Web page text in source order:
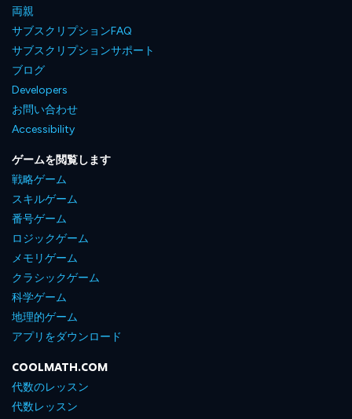
両親
サブスクリプションFAQ
サブスクリプションサポート
ブログ
Developers
お問い合わせ
Accessibility
ゲームを閲覧します
戦略ゲーム
スキルゲーム
番号ゲーム
ロジックゲーム
メモリゲーム
クラシックゲーム
科学ゲーム
地理的ゲーム
アプリをダウンロード
COOLMATH.COM
代数のレッスン
代数レッスン